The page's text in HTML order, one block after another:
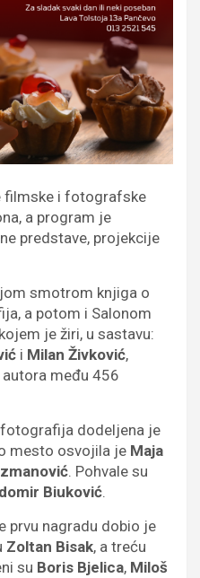
filmske i fotografske
a program je
predstave, projekcije
smotrom knjiga o
a potom i Salonom
je žiri, u sastavu:
i Milan Živković,
među 456
dodeljena je
mesto osvojila je Maja
. Pohvale su
Biuković.
prvu nagradu dobio je
Zoltan Bisak, a treću
su Boris Bjelica, Miloš